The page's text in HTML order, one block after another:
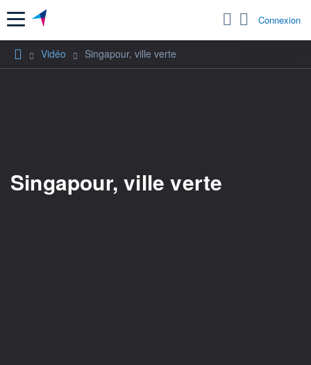
Menu Connexion
Vidéo Singapour, ville verte
Singapour, ville verte